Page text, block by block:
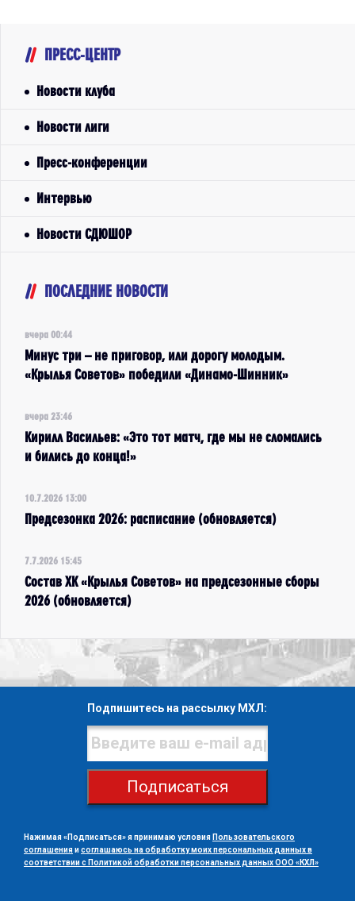
ПРЕСС-ЦЕНТР
Новости клуба
Новости лиги
Пресс-конференции
Интервью
Новости СДЮШОР
ПОСЛЕДНИЕ НОВОСТИ
вчера 00:44
Минус три – не приговор, или дорогу молодым.
«Крылья Советов» победили «Динамо-Шинник»
вчера 23:46
Кирилл Васильев: «Это тот матч, где мы не сломались
и бились до конца!»
10.7.2026 13:00
Предсезонка 2026: расписание (обновляется)
7.7.2026 15:45
Состав ХК «Крылья Советов» на предсезонные сборы
2026 (обновляется)
Подпишитесь на рассылку МХЛ:
Подписаться
Нажимая «Подписаться» я принимаю условия Пользовательского
соглашенияисоглашаюсь на обработку моих персональных данных в
соответствии с Политикой обработки персональных данных ООО «КХЛ»